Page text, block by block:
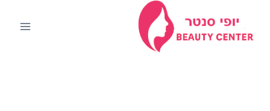
content